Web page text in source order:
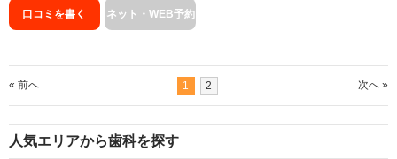
口コミを書く ネット・WEB予約
« 前へ 1 2 次へ »
人気エリアから歯科を探す